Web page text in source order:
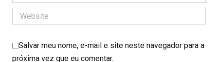
Salvar meu nome, e-mail e site neste navegador para a
próxima vez que eu comentar.